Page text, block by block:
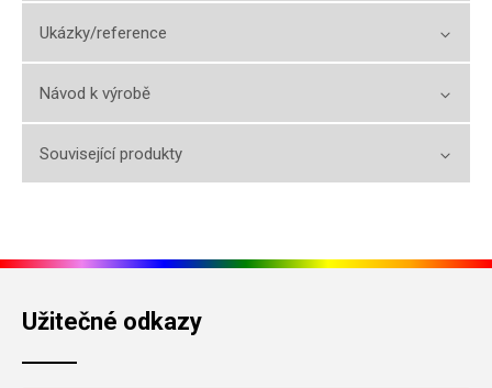
Ukázky/reference
Návod k výrobě
Související produkty
Užitečné odkazy